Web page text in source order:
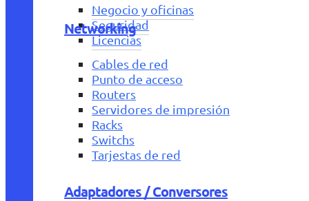
Negocio y oficinas
Seguridad
Licencias
Networking
Cables de red
Punto de acceso
Routers
Servidores de impresión
Racks
Switchs
Tarjestas de red
Adaptadores / Conversores